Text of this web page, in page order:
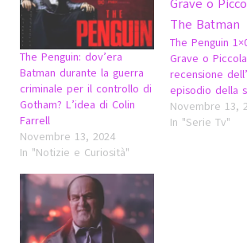
The Penguin: dov’era
Batman durante la guerra
criminale per il controllo di
Gotham? L’idea di Colin
Farrell
Novembre 13, 2024
In "Notizie e Curiosità"
The Penguin
Grave o
recensione
episodio della
Novembre 13,
In "Serie Tv"